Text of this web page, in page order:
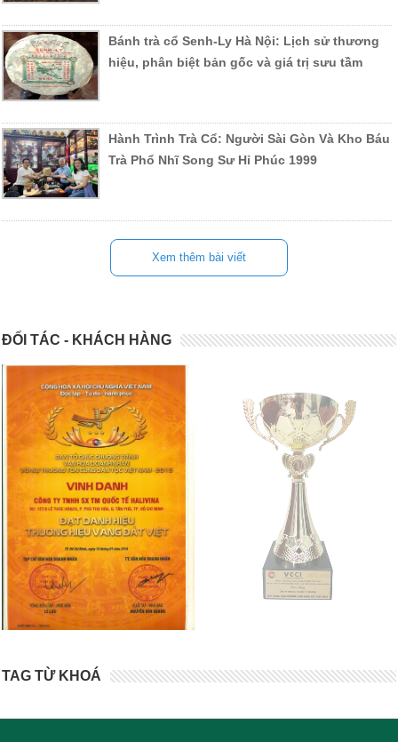
Bánh trà cổ Senh-Ly Hà Nội: Lịch sử thương
hiệu, phân biệt bản gốc và giá trị sưu tầm
Hành Trình Trà Cổ: Người Sài Gòn Và Kho Báu
Trà Phổ Nhĩ Song Sư Hỉ Phúc 1999
Xem thêm bài viết
ĐỐI TÁC - KHÁCH HÀNG
TAG TỪ KHOÁ